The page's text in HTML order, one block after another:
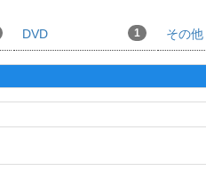
DVD 1 その他